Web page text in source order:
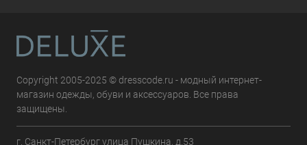
Copyright 2005-2025 © dresscode.ru - модный интернет-
магазин одежды, обуви и аксессуаров. Все права
защищены.
г. Санкт-Петербург улица Пушкина, д.53